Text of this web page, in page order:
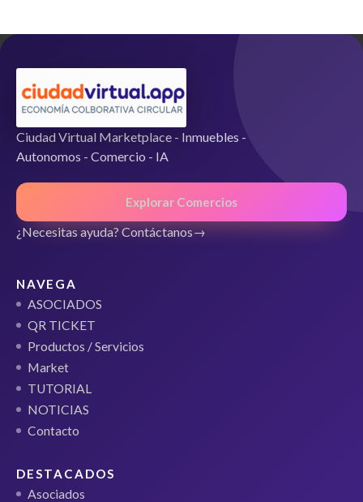
5
Ciudad Virtual Marketplace - Inmuebles -
Autonomos - Comercio - IA
Explorar Comercios
¿Necesitas ayuda? Contáctanos
NAVEGA
ASOCIADOS
QR TICKET
Productos / Servicios
Market
TUTORIAL
NOTICIAS
Contacto
DESTACADOS
Asociados